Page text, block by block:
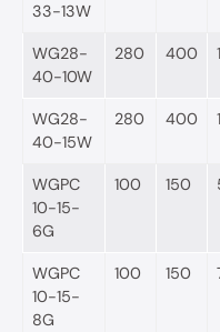
33-13W
WG28-
40-10W
280 400
WG28-
40-15W
280 400
WGPC
10-15-
6G
100 150
WGPC
10-15-
8G
100 150